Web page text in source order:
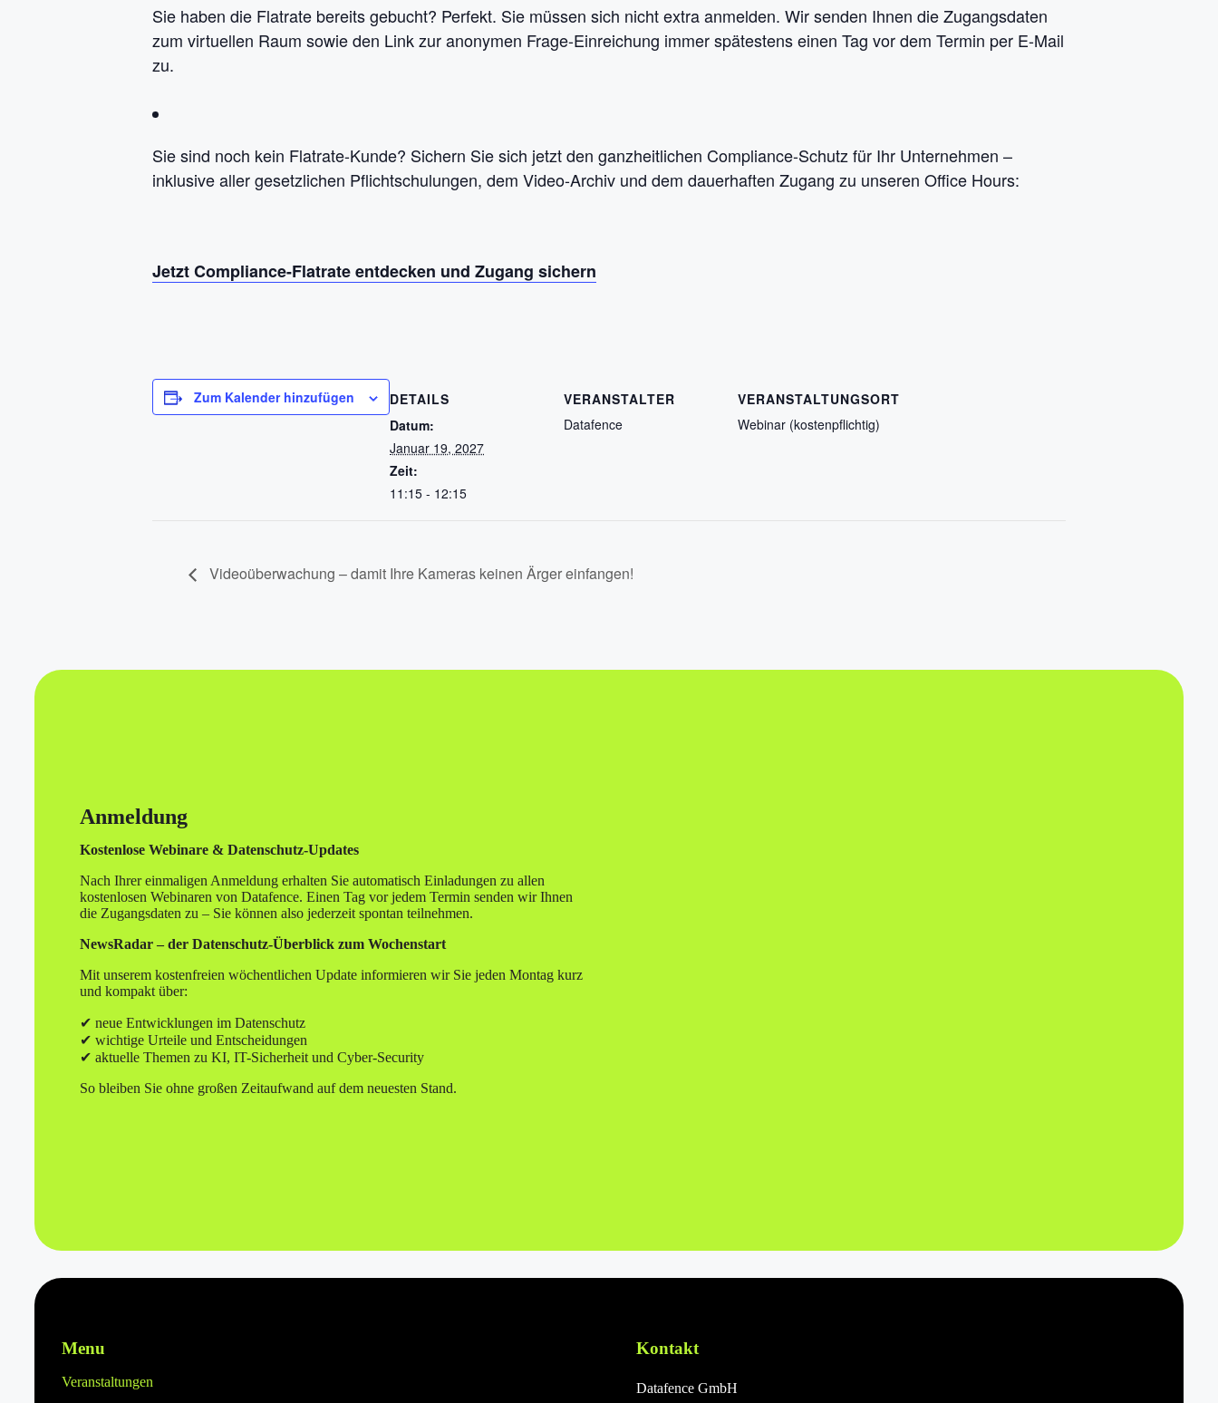
Sie haben die Flatrate bereits gebucht? Perfekt. Sie müssen sich nicht extra anmelden. Wir senden Ihnen die Zugangsdaten
zum virtuellen Raum sowie den Link zur anonymen Frage-Einreichung immer spätestens einen Tag vor dem Termin per E-Mail
zu.
Sie sind noch kein Flatrate-Kunde? Sichern Sie sich jetzt den ganzheitlichen Compliance-Schutz für Ihr Unternehmen –
inklusive aller gesetzlichen Pflichtschulungen, dem Video-Archiv und dem dauerhaften Zugang zu unseren Office Hours:
Jetzt Compliance-Flatrate entdecken und Zugang sichern
Zum Kalender hinzufügen
DETAILS
Datum:
Januar 19, 2027
Zeit:
11:15 - 12:15
VERANSTALTER
Datafence
VERANSTALTUNGSORT
Webinar (kostenpflichtig)
Videoüberwachung – damit Ihre Kameras keinen Ärger einfangen!
Anmeldung
Kostenlose Webinare & Datenschutz-Updates
Nach Ihrer einmaligen Anmeldung erhalten Sie automatisch Einladungen zu allen
kostenlosen Webinaren von Datafence. Einen Tag vor jedem Termin senden wir Ihnen
die Zugangsdaten zu – Sie können also jederzeit spontan teilnehmen.
NewsRadar – der Datenschutz-Überblick zum Wochenstart
Mit unserem kostenfreien wöchentlichen Update informieren wir Sie jeden Montag kurz
und kompakt über:
✔ neue Entwicklungen im Datenschutz
✔ wichtige Urteile und Entscheidungen
✔ aktuelle Themen zu KI, IT-Sicherheit und Cyber-Security
So bleiben Sie ohne großen Zeitaufwand auf dem neuesten Stand.
Menu
Veranstaltungen
Kontakt
Datafence GmbH